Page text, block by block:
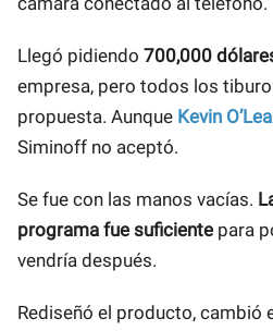
Llegó pidiendo 700,000
empresa, pero todos los
propuesta. Aunque Kevin
Siminoff no aceptó.
Se fue con las manos vacías.
programa fue suficiente para
vendría después.
Rediseñó el producto, cambió